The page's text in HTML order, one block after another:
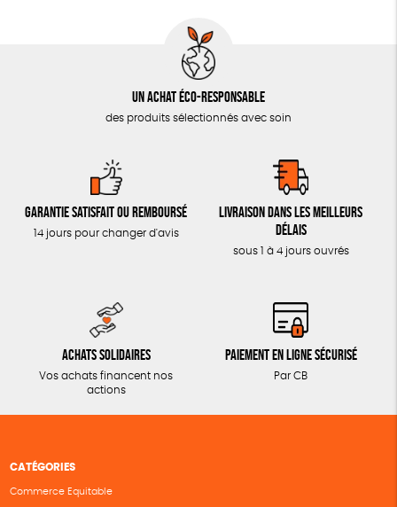
Un achat éco-responsable
des produits sélectionnés avec soin
Garantie satisfait ou remboursé
14 jours pour changer d'avis
Livraison dans les meilleurs
délais
sous 1 à 4 jours ouvrés
Achats solidaires
Vos achats financent nos
actions
Paiement en ligne sécurisé
Par CB
CATÉGORIES
Commerce Equitable